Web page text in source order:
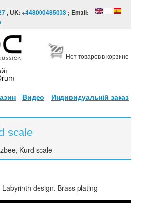
, UK: +448000485003 ; Email:
Нет товаров в корзине
Видео Индивидуальній заказ
scale
Kurd scale
Labyrinth design. Brass plating